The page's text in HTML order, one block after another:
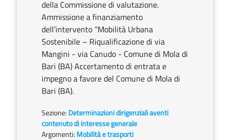
della Commissione di valutazione.
Ammissione a finanziamento
dell’intervento “Mobilità Urbana
Sostenibile – Riqualificazione di via
Mangini - via Canudo - Comune di Mola di
Bari (BA) Accertamento di entrata e
impegno a favore del Comune di Mola di
Bari (BA).
Sezione: Determinazioni dirigenziali aventi
contenuto di interesse generale
Argomenti: Mobilità e trasporti